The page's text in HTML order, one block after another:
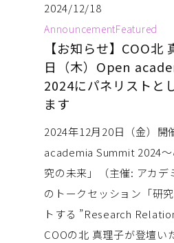
2024/12/18
AnnouncementFeatured
【お知らせ】COO北
日（木）Open
2024にパネリストと
ます
2024年12月20日（金）開
academia Summit 2024
究の未来」（主催: アカデ
のトークセッション「研
トする ”Research
COOの北 真理子が登壇い